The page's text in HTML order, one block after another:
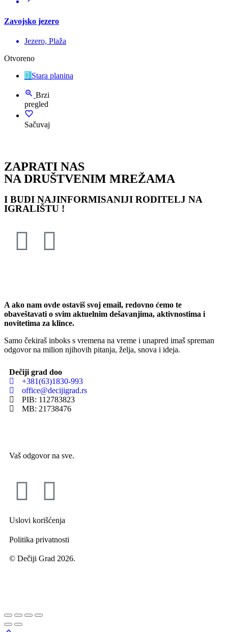
Zavojsko jezero
Jezero, Plaža
Otvoreno
Stara planina
Brzi
pregled
Sačuvaj
ZAPRATI NAS
NA DRUŠTVENIM MREŽAMA
I BUDI NAJINFORMISANIJI RODITELJ NA
IGRALIŠTU !
A ako nam ovde ostaviš svoj email, redovno ćemo te
obaveštavati o svim aktuelnim dešavanjima, aktivnostima i
novitetima za klince.
Samo čekiraš inboks s vremena na vreme i unapred imaš spreman
odgovor na milion njihovih pitanja, želja, snova i ideja.
Dečiji grad doo
+381(63)1830-993
office@decijigrad.rs
PIB: 112783823
MB: 21738476
Vaš odgovor na sve.
Uslovi korišćenja
Politika privatnosti
© Dečiji Grad 2026.